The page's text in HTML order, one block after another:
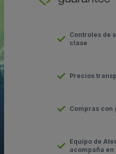
Controles de
clase
Precios
Compras con
Equipo de
acompaña